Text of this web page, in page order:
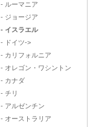
- ルーマニア
- ジョージア
- イスラエル
- ドイツ->
- カリフォルニア
- オレゴン・ワシントン
- カナダ
- チリ
- アルゼンチン
- オーストラリア